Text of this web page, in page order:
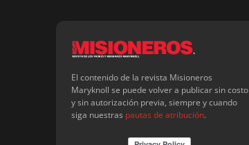
El contenido de la revista Misioneros
Maryknoll se puede volver a publicar sin costo
y sin autorización previa, siempre y cuando
siga nuestras pautas de atribución.